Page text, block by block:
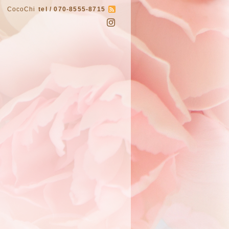
CocoChi tel / 070-8555-8715